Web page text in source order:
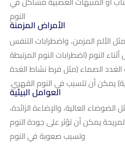
النوم
الأمراض المزمنة
الألم المزمن، واضطرابات التنفس
النوم (اضطرابات النوم المرتبطة
الغدد الصماء (مثل فرط نشاط الغدة
يمكن أن تتسبب في النوم القهري.
العوامل البيئية
العالية، والإضاءة الزائدة،
يمكن أن تؤثر على جودة النوم
وتسبب صعوبة في النوم